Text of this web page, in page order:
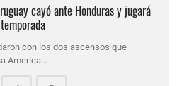
cayó ante Honduras y jugará
con los dos ascensos que
America…